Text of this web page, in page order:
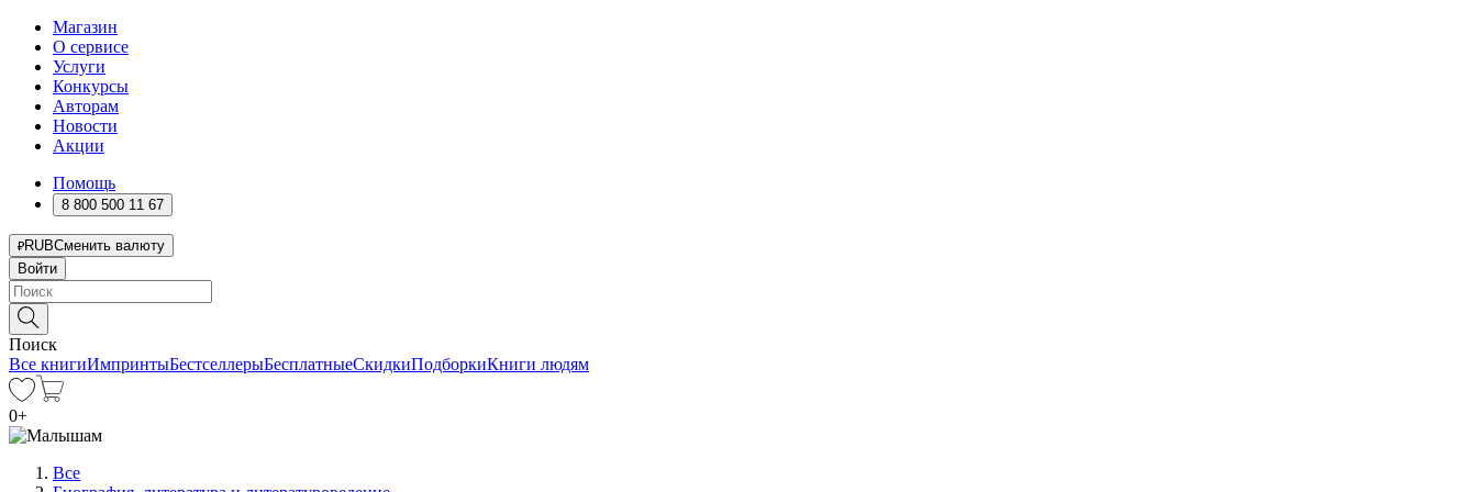
Магазин
О сервисе
Услуги
Конкурсы
Авторам
Новости
Акции
Помощь
8 800 500 11 67
RUBСменить валюту
Войти
Поиск
Все книгиИмпринтыБестселлерыБесплатныеСкидкиПодборкиКниги людям
0+
Все